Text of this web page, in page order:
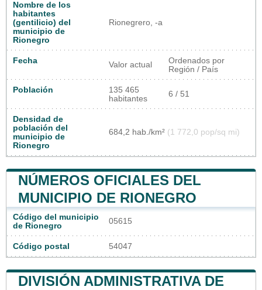
Nombre de los
habitantes
(gentilicio) del
municipio de
Rionegro
Rionegrero, -a
Fecha Valor actual
Ordenados por
Región / País
Población
135 465
habitantes
6 / 51
Densidad de
población del
municipio de
Rionegro
684,2 hab./km² (1 772,0 pop/sq mi)
NÚMEROS OFICIALES DEL
MUNICIPIO DE RIONEGRO
Código del municipio
de Rionegro
05615
Código postal 54047
DIVISIÓN ADMINISTRATIVA DE